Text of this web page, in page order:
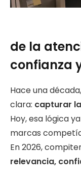
de la
confianza
Hace una
clara: capturar
Hoy, esa lógica
marcas
En 2026,
relevancia,